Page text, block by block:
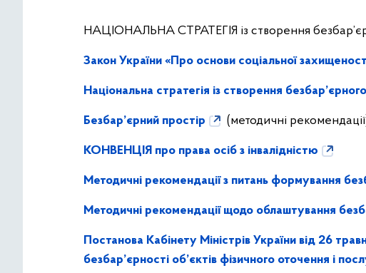
НАЦІОНАЛЬНА СТРАТЕГІЯ із створення
Закон України «Про основи соціальної
Національна стратегія із створення
Безбар’єрний простір (методичні
КОНВЕНЦІЯ про права осіб з інвалідністю
Методичні рекомендації з питань формування
Методичні рекомендації щодо облаштування
Постанова Кабінету Міністрів України від 26
безбар’єрності об’єктів фізичного оточення і